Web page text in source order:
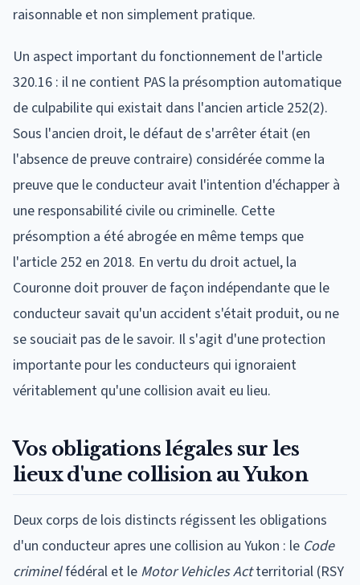
raisonnable et non simplement pratique.
Un aspect important du fonctionnement de l'article
320.16 : il ne contient PAS la présomption automatique
de culpabilite qui existait dans l'ancien article 252(2).
Sous l'ancien droit, le défaut de s'arrêter était (en
l'absence de preuve contraire) considérée comme la
preuve que le conducteur avait l'intention d'échapper à
une responsabilité civile ou criminelle. Cette
présomption a été abrogée en même temps que
l'article 252 en 2018. En vertu du droit actuel, la
Couronne doit prouver de façon indépendante que le
conducteur savait qu'un accident s'était produit, ou ne
se souciait pas de le savoir. Il s'agit d'une protection
importante pour les conducteurs qui ignoraient
véritablement qu'une collision avait eu lieu.
Vos obligations légales sur les
lieux d'une collision au Yukon
Deux corps de lois distincts régissent les obligations
d'un conducteur apres une collision au Yukon : le Code
criminelfédéral et le Motor Vehicles Actterritorial (RSY